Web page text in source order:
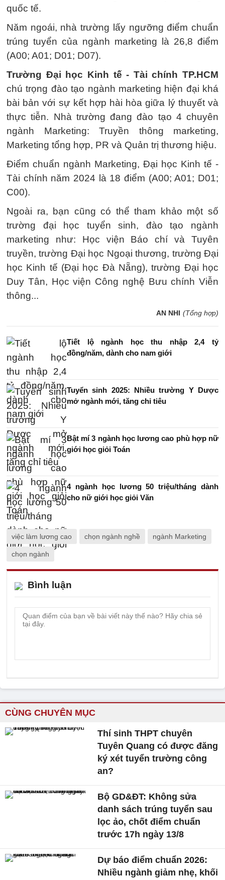
quốc tế.
Năm ngoái, nhà trường lấy ngưỡng điểm chuẩn
trúng tuyển của ngành marketing là 26,8 điểm
(A00; A01; D01; D07).
Trường Đại học Kinh tế - Tài chính TP.HCM
chú trọng đào tạo ngành marketing hiện đại khá
bài bản với sự kết hợp hài hòa giữa lý thuyết và
thực tiễn. Nhà trường đang đào tạo 4 chuyên
ngành Marketing: Truyền thông marketing,
Marketing tổng hợp, PR và Quản trị thương hiệu.
Điểm chuẩn ngành Marketing, Đại học Kinh tế -
Tài chính năm 2024 là 18 điểm (A00; A01; D01;
C00).
Ngoài ra, bạn cũng có thể tham khảo một số
trường đại học tuyển sinh, đào tạo ngành
marketing như: Học viện Báo chí và Tuyên
truyền, trường Đại học Ngoại thương, trường Đại
học Kinh tế (Đại học Đà Nẵng), trường Đại học
Duy Tân, Học viện Công nghệ Bưu chính Viễn
thông...
AN NHI (Tổng hợp)
Tiết lộ ngành học thu nhập 2,4 tỷ
đồng/năm, dành cho nam giới
Tuyển sinh 2025: Nhiều trường Y Dược
mở ngành mới, tăng chỉ tiêu
Bật mí 3 ngành học lương cao phù hợp nữ
giới học giỏi Toán
4 ngành học lương 50 triệu/tháng dành
cho nữ giới học giỏi Văn
việc làm lương cao chọn ngành nghề ngành Marketing
chọn ngành
Bình luận
CÙNG CHUYÊN MỤC
Thí sinh THPT chuyên
Tuyên Quang có được đăng
ký xét tuyển trường công
an?
Bộ GD&ĐT: Không sửa
danh sách trúng tuyển sau
lọc ảo, chốt điểm chuẩn
trước 17h ngày 13/8
Dự báo điểm chuẩn 2026:
Nhiều ngành giảm nhẹ, khối